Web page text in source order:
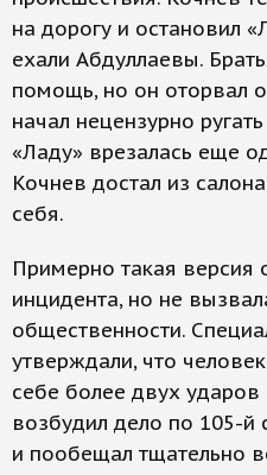
на дорогу и остановил
ехали Абдуллаевы.
помощь, но он оторвал
начал нецензурно
«Ладу» врезалась еще
Кочнев достал из
себя.
Примерно такая версия
инцидента, но не
общественности.
утверждали, что
себе более двух ударов
возбудил дело по 105-й
и пообещал тщательно